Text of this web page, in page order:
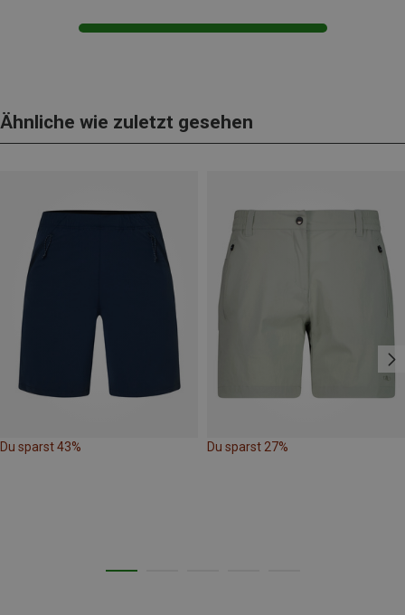
Ähnliche wie zuletzt gesehen
Du sparst 43% Du sparst 27%